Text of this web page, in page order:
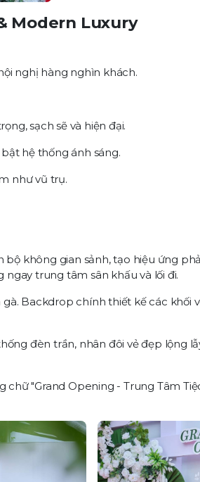
Modern Luxury
nghị hàng nghìn khách.
sạch sẽ và hiện đại.
hệ thống ánh sáng.
như vũ trụ.
không gian sảnh, tạo hiệu ứng
trung tâm sân khấu và lối đi.
Backdrop chính thiết kế các khối
đèn trần, nhân đôi vẻ đẹp lộng
"Grand Opening - Trung Tâm